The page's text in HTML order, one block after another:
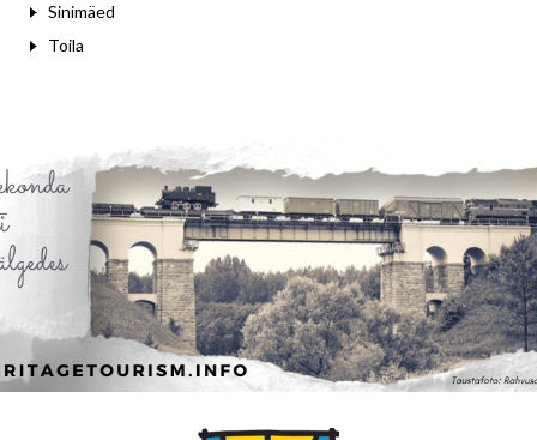
Sinimäed
Toila